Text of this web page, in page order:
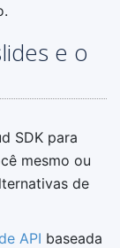
e o
SDK para
mesmo ou
de
API baseada